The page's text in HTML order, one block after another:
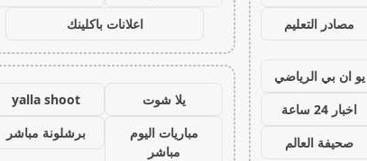
مصادر التعليم
يو ان بي الرياضي
اخبار 24 ساعة
صحيفة العالم
اعلانات باكلينك
يلا شوت
yalla shoot
مباريات اليوم
مباشر
برشلونة مباشر